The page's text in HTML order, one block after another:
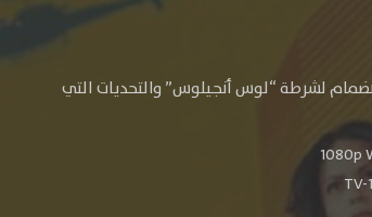
لشرطة “لوس أنجيلوس” والتحديات التي
1080p
TV-